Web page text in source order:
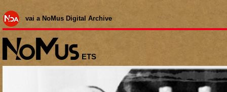
vai a NoMus Digital Archive
ETS